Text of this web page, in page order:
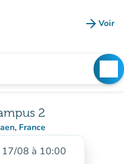
arrow_forward Voir
2
France
Maps)
17/08 à 10:00